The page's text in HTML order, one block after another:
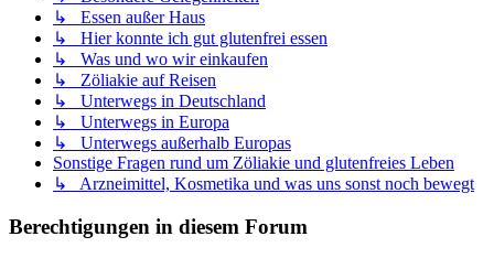
↳ Essen außer Haus
↳ Hier konnte ich gut glutenfrei essen
↳ Was und wo wir einkaufen
↳ Zöliakie auf Reisen
↳ Unterwegs in Deutschland
↳ Unterwegs in Europa
↳ Unterwegs außerhalb Europas
Sonstige Fragen rund um Zöliakie und glutenfreies Leben
↳ Arzneimittel, Kosmetika und was uns sonst noch bewegt
Berechtigungen in diesem Forum